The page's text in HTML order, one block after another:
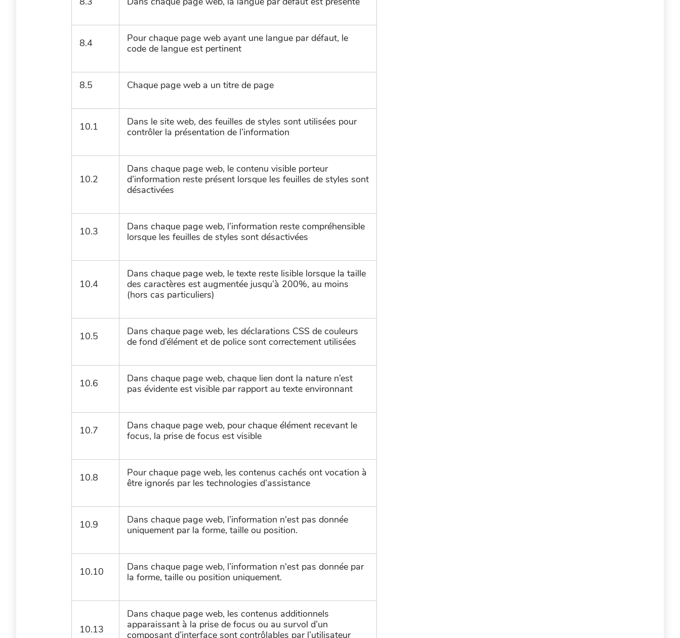
8.4
Pour chaque page web ayant une langue par défaut, le
code de langue est pertinent
8.5 Chaque page web a un titre de page
10.1
Dans le site web, des feuilles de styles sont utilisées pour
contrôler la présentation de l’information
10.2
Dans chaque page web, le contenu visible porteur
d’information reste présent lorsque les feuilles de styles sont
désactivées
10.3
Dans chaque page web, l’information reste compréhensible
lorsque les feuilles de styles sont désactivées
10.4
Dans chaque page web, le texte reste lisible lorsque la taille
des caractères est augmentée jusqu’à 200%, au moins
(hors cas particuliers)
10.5
Dans chaque page web, les déclarations CSS de couleurs
de fond d’élément et de police sont correctement utilisées
10.6
Dans chaque page web, chaque lien dont la nature n’est
pas évidente est visible par rapport au texte environnant
10.7
Dans chaque page web, pour chaque élément recevant le
focus, la prise de focus est visible
10.8
Pour chaque page web, les contenus cachés ont vocation à
être ignorés par les technologies d’assistance
10.9
Dans chaque page web, l’information n'est pas donnée
uniquement par la forme, taille ou position.
10.10
Dans chaque page web, l’information n'est pas donnée par
la forme, taille ou position uniquement.
10.13
Dans chaque page web, les contenus additionnels
apparaissant à la prise de focus ou au survol d’un
composant d’interface sont contrôlables par l’utilisateur